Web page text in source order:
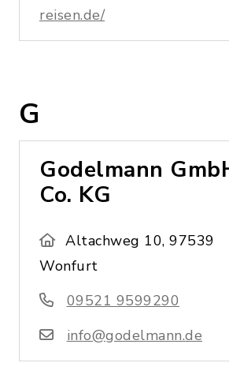
reisen.de/
G
Godelmann
Co. KG
Altachweg 10, 97539
Wonfurt
09521 9599290
info@godelmann.de